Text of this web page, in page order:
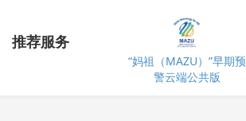
推荐服务
“妈祖（MAZU）”早期预
警云端公共版